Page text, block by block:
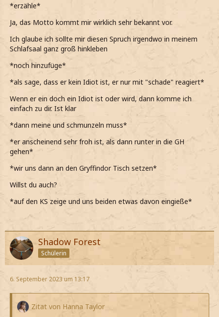
*erzähle*
Ja, das Motto kommt mir wirklich sehr bekannt vor.
Ich glaube ich sollte mir diesen Spruch irgendwo in meinem
Schlafsaal ganz groß hinkleben
*noch hinzufüge*
*als sage, dass er kein Idiot ist, er nur mit "schade" reagiert*
Wenn er ein doch ein Idiot ist oder wird, dann komme ich
einfach zu dir. Ist klar
*dann meine und schmunzeln muss*
*er anscheinend sehr froh ist, als dann runter in die GH
gehen*
*wir uns dann an den Gryffindor Tisch setzen*
Willst du auch?
*auf den KS zeige und uns beiden etwas davon eingieße*
Shadow Forest
Schülerin
6. September 2023 um 13:17
Zitat von Hanna Taylor